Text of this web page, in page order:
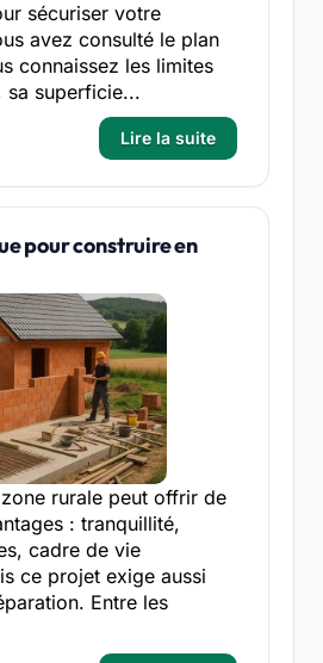
sécuriser votre
avez consulté le plan
connaissez les limites
sa superficie...
Lire la suite
pour construire en
rurale peut offrir de
: tranquillité,
cadre de vie
ce projet exige aussi
Entre les